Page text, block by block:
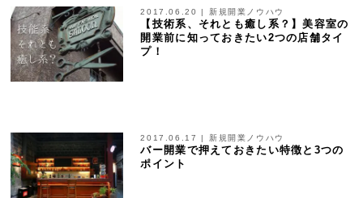
2017.06.20 | 新規開業ノウハウ
【技術系、それとも癒し系？】美容室の
開業前に知っておきたい2つの店舗タイ
プ！
2017.06.17 | 新規開業ノウハウ
バー開業で押えておきたい特徴と3つの
ポイント